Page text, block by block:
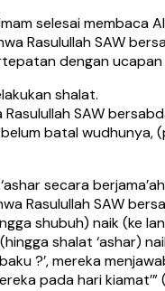
selesai membaca
Rasulullah SAW
dengan
shalat.
SAW
batal wudhunya,
secara
Rasulullah SAW
shubuh) naik (ke
shalat ‘ashar)
?’, mereka
pada hari